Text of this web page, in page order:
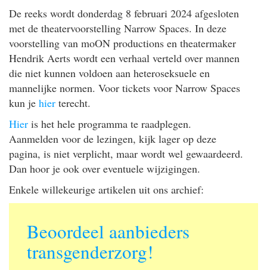
De reeks wordt donderdag 8 februari 2024 afgesloten
met de theatervoorstelling Narrow Spaces. In deze
voorstelling van moON productions en theatermaker
Hendrik Aerts wordt een verhaal verteld over mannen
die niet kunnen voldoen aan heteroseksuele en
mannelijke normen. Voor tickets voor Narrow Spaces
kun je hier terecht.
Hier is het hele programma te raadplegen.
Aanmelden voor de lezingen, kijk lager op deze
pagina, is niet verplicht, maar wordt wel gewaardeerd.
Dan hoor je ook over eventuele wijzigingen.
Enkele willekeurige artikelen uit ons archief:
Beoordeel aanbieders
transgenderzorg!